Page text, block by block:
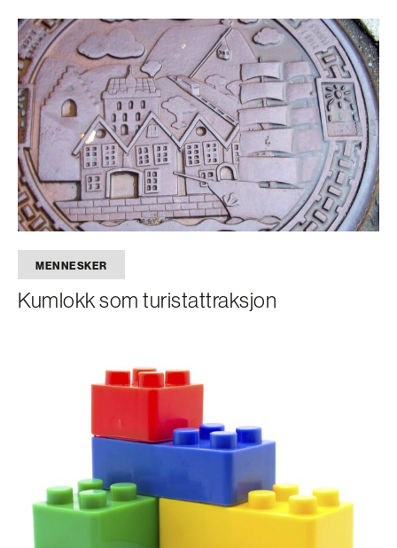
MENNESKER
Kumlokk som turistattraksjon